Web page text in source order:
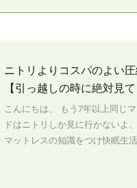
ニトリよりコスパのよい
【引っ越しの時に絶対見て
こんにちは、 もう7年以上同じ
ドはニトリしか見に行かないよ
マットレスの知識をつけ快眠生